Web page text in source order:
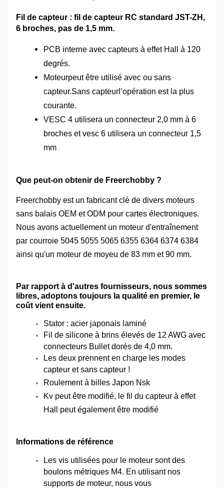
Fil de capteur : fil de capteur RC standard JST-ZH,
6 broches, pas de 1,5 mm.
PCB interne avec capteurs à effet Hall à 120
degrés.
Moteurpeut être utilisé avec ou sans
capteur.Sans capteur l’opération est la plus
courante.
VESC 4 utilisera un connecteur 2,0 mm à 6
broches et vesc 6 utilisera un connecteur 1,5
mm
Que peut-on obtenir de Freerchobby ?
Freerchobby est un fabricant clé de divers moteurs
sans balais OEM et ODM pour cartes électroniques.
Nous avons actuellement un moteur d'entraînement
par courroie 5045 5055 5065 6355 6364 6374 6384
ainsi qu'un moteur de moyeu de 83 mm et 90 mm.
Par rapport à d'autres fournisseurs, nous sommes
libres, adoptons toujours la qualité en premier, le
coût vient ensuite.
Stator : acier japonais laminé
Fil de silicone à brins élevés de 12 AWG avec
connecteurs Bullet dorés de 4,0 mm.
Les deux prennent en charge les modes
capteur et sans capteur !
Roulement à billes Japon Nsk
Kv peut être modifié, le fil du capteur à effet
Hall peut également être modifié
Informations de référence
Les vis utilisées pour le moteur sont des
boulons métriques M4. En utilisant nos
supports de moteur, nous vous